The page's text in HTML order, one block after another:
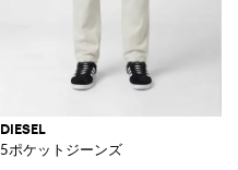
DIESEL
5ポケットジーンズ